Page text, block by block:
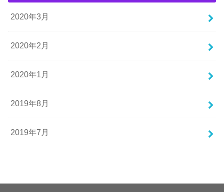
2020年3月
2020年2月
2020年1月
2019年8月
2019年7月